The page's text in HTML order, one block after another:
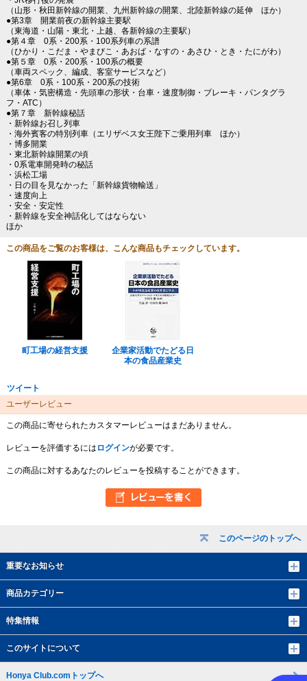
このページのトップへ
重要なお知らせ
商品カテゴリー
特集情報
このサイトについて
（山形・秋田新幹線の開業、九州新幹線の開業、北陸新幹線の延伸 ほか）
●第3章 開業前夜の新幹線主要駅
（東海道・山陽・東北・上越、各新幹線の主要駅）
●第４章 0系・200系・100系列車の系譜
（ひかり・こだま・やまびこ・あおば・なすの・あさひ・とき・たにがわ）
●第５章 0系・200系・100系の概要
（車両スペック、編成、客室サービスなど）
●第6章 0系・100系・200系の技術
（車体・気密構造・先頭車の形状・台車・速度制御・ブレーキ・パンタグラ
フ・ATC）
●第７章 新幹線秘話
・新幹線お召し列車
・海外賓客の特別列車（エリザベス女王陛下ご乗用列車 ほか）
・博多開業
・東北新幹線開業の頃
・0系電車開発時の秘話
・浜松工場
・日の目を見なかった「新幹線貨物輸送」
・速度向上
・安全・安定性
・新幹線を安全神話化してはならない
ほか
この商品をご覧のお客様は、こんな商品もチェックしています。
町工場の経営支援
企業家活動でたどる日
本の食品産業史
ツイート
ユーザーレビュー
この商品に寄せられたカスタマーレビューはまだありません。
レビューを評価するには ログインが必要です。
この商品に対するあなたのレビューを投稿することができます。
Honya Club.comトップへ